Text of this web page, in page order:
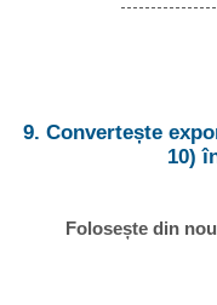
9. Convertește
10)
Folosește din